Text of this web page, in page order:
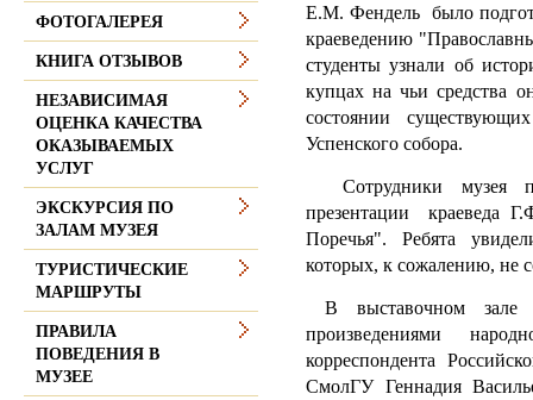
Е.М. Фендель было
краеведению
студенты узнали об
купцах на чьи средства
состоянии
Успенского собора.
Сотрудники музея
презентации краеведа
Поречья". Ребята
которых, к сожалению, не
В выставочном зале
произведениями
корреспондента
СмолГУ Геннадия
ФОТОГАЛЕРЕЯ
КНИГА ОТЗЫВОВ
НЕЗАВИСИМАЯ
ОЦЕНКА КАЧЕСТВА
ОКАЗЫВАЕМЫХ
УСЛУГ
ЭКСКУРСИЯ ПО
ЗАЛАМ МУЗЕЯ
ТУРИСТИЧЕСКИЕ
МАРШРУТЫ
ПРАВИЛА
ПОВЕДЕНИЯ В
МУЗЕЕ